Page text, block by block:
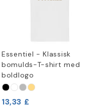
Essentiel - Klassisk
bomulds-T-shirt med
boldlogo
13,33 £